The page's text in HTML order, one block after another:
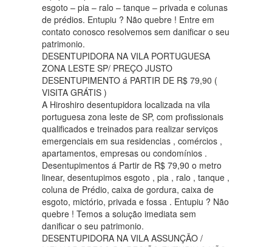
esgoto – pia – ralo – tanque – privada e colunas
de prédios. Entupiu ? Não quebre ! Entre em
contato conosco resolvemos sem danificar o seu
patrimonio.
DESENTUPIDORA NA VILA PORTUGUESA
ZONA LESTE SP/ PREÇO JUSTO
DESENTUPIMENTO á PARTIR DE R$ 79,90 (
VISITA GRÁTIS )
A Hiroshiro desentupidora localizada na vila
portuguesa zona leste de SP, com profissionais
qualificados e treinados para realizar serviços
emergenciais em sua residencias , comércios ,
apartamentos, empresas ou condomínios .
Desentupimentos á Partir de R$ 79,90 o metro
linear, desentupimos esgoto , pia , ralo , tanque ,
coluna de Prédio, caixa de gordura, caixa de
esgoto, mictório, privada e fossa . Entupiu ? Não
quebre ! Temos a solução imediata sem
danificar o seu patrimonio.
DESENTUPIDORA NA VILA ASSUNÇÃO /